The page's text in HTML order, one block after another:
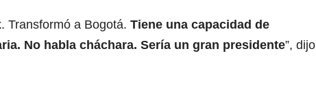
Transformó a Bogotá. Tiene una capacidad de
No habla cháchara. Sería un gran presidente”, dijo